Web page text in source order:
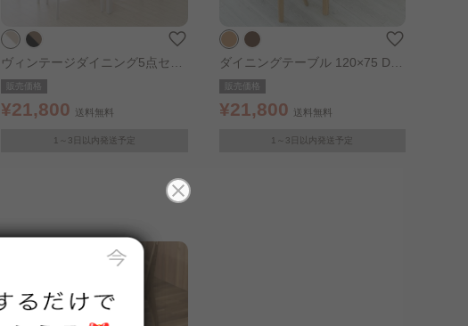
ヴィンテージダイニング5点セッ
ト ナチュラル×ホワイト
販売価格
¥21,800 送料無料
1～3日以内発送予定
ダイニングテーブル 120×75 DTV
-1275 オーク
販売価格
¥21,800 送料無料
1～3日以内発送予定